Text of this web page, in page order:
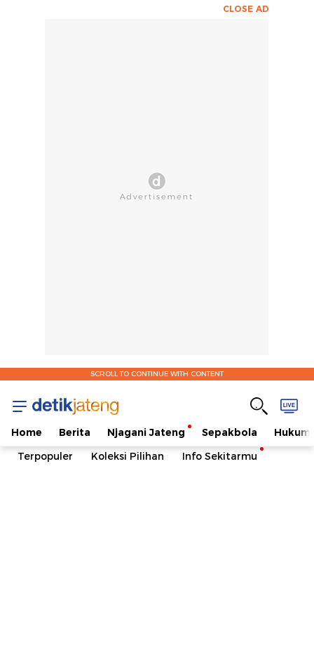
CLOSE AD
SCROLL TO CONTINUE WITH CONTENT
Home Berita Njagani Jateng Sepakbola
Hukum
Terpopuler
Koleksi Pilihan Info Sekitarmu